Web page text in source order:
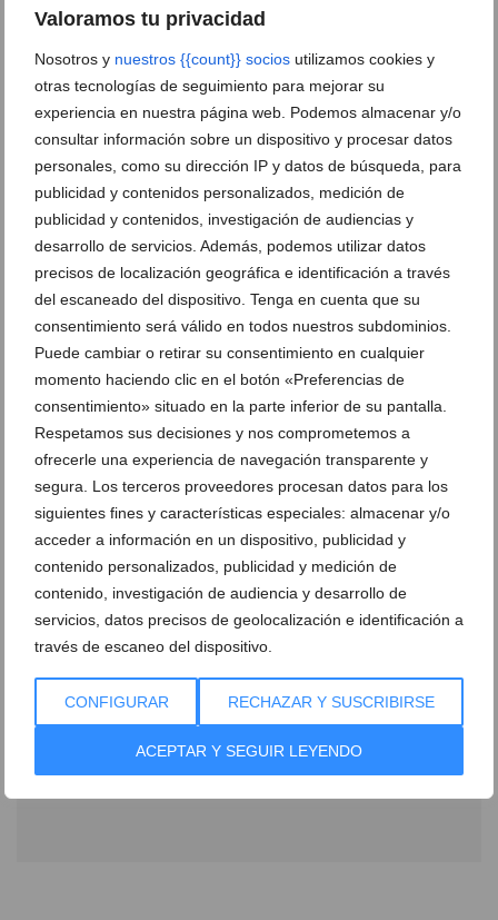
Valoramos tu privacidad
Nosotros y nuestros {{count}} socios utilizamos cookies y
otras tecnologías de seguimiento para mejorar su
experiencia en nuestra página web. Podemos almacenar y/o
consultar información sobre un dispositivo y procesar datos
personales, como su dirección IP y datos de búsqueda, para
publicidad y contenidos personalizados, medición de
publicidad y contenidos, investigación de audiencias y
desarrollo de servicios. Además, podemos utilizar datos
precisos de localización geográfica e identificación a través
del escaneado del dispositivo. Tenga en cuenta que su
consentimiento será válido en todos nuestros subdominios.
Puede cambiar o retirar su consentimiento en cualquier
momento haciendo clic en el botón «Preferencias de
consentimiento» situado en la parte inferior de su pantalla.
Respetamos sus decisiones y nos comprometemos a
ofrecerle una experiencia de navegación transparente y
segura. Los terceros proveedores procesan datos para los
siguientes fines y características especiales: almacenar y/o
acceder a información en un dispositivo, publicidad y
contenido personalizados, publicidad y medición de
contenido, investigación de audiencia y desarrollo de
servicios, datos precisos de geolocalización e identificación a
través de escaneo del dispositivo.
CONFIGURAR RECHAZAR Y SUSCRIBIRSE
ACEPTAR Y SEGUIR LEYENDO
Ver promociones
Ver sorteos